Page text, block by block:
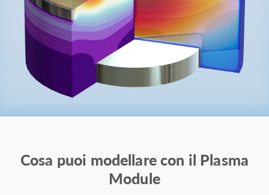
Cosa puoi modellare con il Plasma
Module